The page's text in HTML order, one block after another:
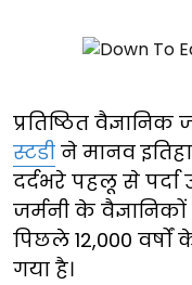
प्रतिष्ठित वैज्ञानिक
स्टडी ने मानव
दर्दभरे पहलू से
जर्मनी के
पिछले 12,000 वर्षों
गया है।